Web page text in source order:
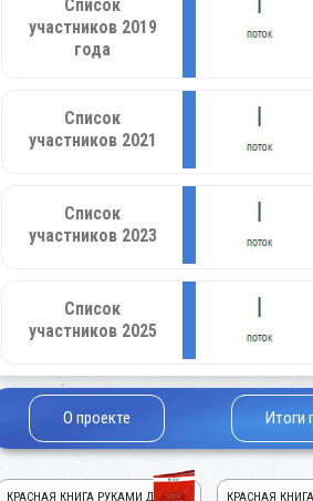
Список
участников 2019
года
Список
участников 2021
Список
участников 2023
Список
участников 2025
О проекте Итоги
КРАСНАЯ КНИГА РУКАМИ ДЕТЕЙ!
КРАСНАЯ